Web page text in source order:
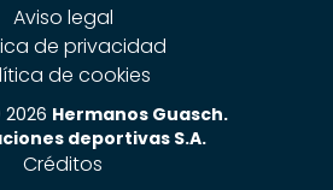
Hermanos Guasch.
deportivas S.A.
Créditos
Aviso legal
de privacidad
de cookies